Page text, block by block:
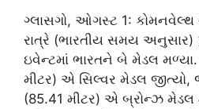
ગ્લાસગો, ઓગસ્ટ 1: કોમનવેલ્થ
રાત્રે (ભારતીય સમય અનુસાર)
ઇવેન્ટમાં ભારતને બે મેડલ મળ્યા.
મીટર) એ સિલ્વર મેડલ જીત્યો,
(85.41 મીટર) એ બ્રોન્ઝ મેડલ